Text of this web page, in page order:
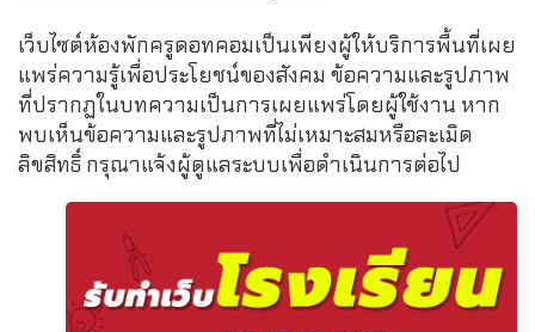
เว็บไซต์ห้องพักครูดอทคอมเป็นเพียงผู้ให้บริการพื้นที่เผย
แพร่ความรู้เพื่อประโยชน์ของสังคม ข้อความและรูปภาพ
ที่ปรากฏในบทความเป็นการเผยแพร่โดยผู้ใช้งาน หาก
พบเห็นข้อความและรูปภาพที่ไม่เหมาะสมหรือละเมิด
ลิขสิทธิ์ กรุณาแจ้งผู้ดูแลระบบเพื่อดำเนินการต่อไป